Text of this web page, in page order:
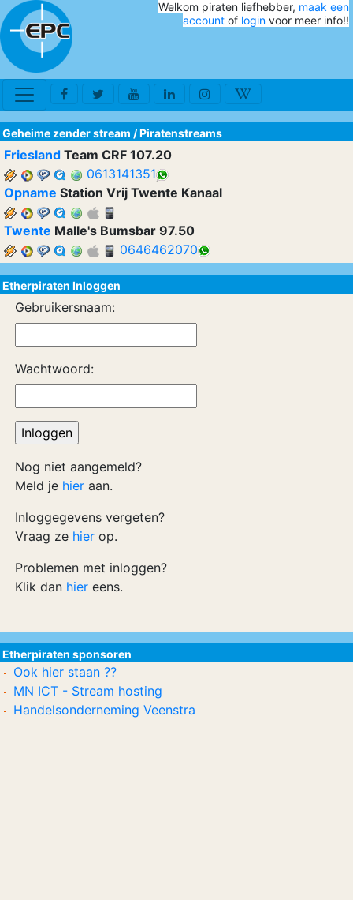
Welkom piraten liefhebber, maak een
account of login voor meer info!!
Geheime zender stream /Piratenstreams
Friesland Team CRF 107.20
0613141351
Opname Station Vrij Twente Kanaal
Twente Malle's Bumsbar 97.50
0646462070
Etherpiraten Inloggen
Gebruikersnaam:
Wachtwoord:
Nog niet aangemeld?
Meld je hier aan.
Inloggegevens vergeten?
Vraag ze hier op.
Problemen met inloggen?
Klik dan hier eens.
Etherpiraten sponsoren
Ook hier staan ??
MN ICT - Stream hosting
Handelsonderneming Veenstra